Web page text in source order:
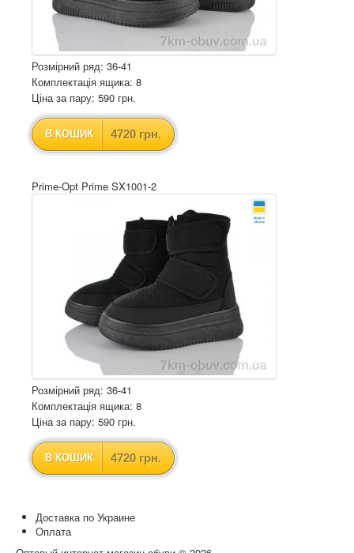
Розмірний ряд: 36-41
Комплектація ящика: 8
Ціна за пару: 590 грн.
В КОШИК 4720 грн.
Prime-Opt Prime SX1001-2
Розмірний ряд: 36-41
Комплектація ящика: 8
Ціна за пару: 590 грн.
В КОШИК 4720 грн.
Доставка по Украине
Оплата